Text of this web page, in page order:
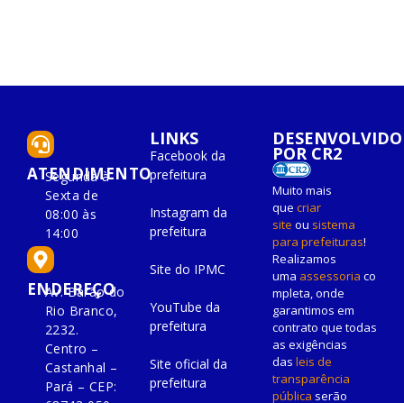
ATENDIMENTO
Segunda à
Sexta de
08:00 às
14:00
ENDEREÇO
Av. Barão do
Rio Branco,
2232.
Centro –
Castanhal –
Pará – CEP:
LINKS
Facebook da
prefeitura
Instagram da
prefeitura
Site do IPMC
YouTube da
prefeitura
Site oficial da
prefeitura
DESENVOLVIDO
POR CR2
Muito mais
que criar
site ou sistema
para prefeituras!
Realizamos
uma assessoria co
mpleta, onde
garantimos em
contrato que todas
as exigências
das leis de
transparência
pública serão